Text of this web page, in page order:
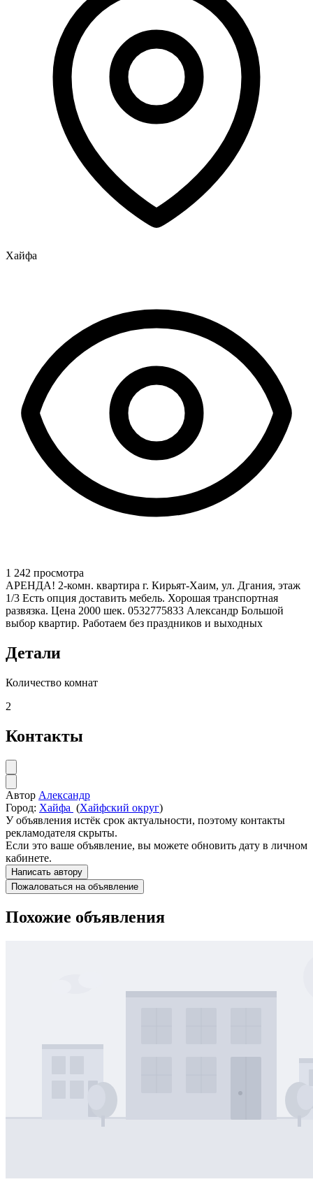
Хайфа
1 242 просмотра
АРЕНДА! 2-комн. квартира г. Кирьят-Хаим, ул. Дгания, этаж
1/3 Есть опция доставить мебель. Хорошая транспортная
развязка. Цена 2000 шек. 0532775833 Александр Большой
выбор квартир. Работаем без праздников и выходных
Детали
Количество комнат
2
Контакты
Автор Александр
Город: Хайфа (Хайфский округ)
У объявления истёк срок актуальности, поэтому контакты
рекламодателя скрыты.
Если это ваше объявление, вы можете обновить дату в личном
кабинете.
Написать автору
Пожаловаться на объявление
Похожие объявления